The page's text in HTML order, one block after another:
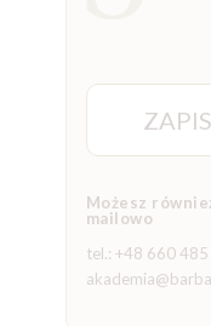
Możesz
mailowo
tel.: +48 660